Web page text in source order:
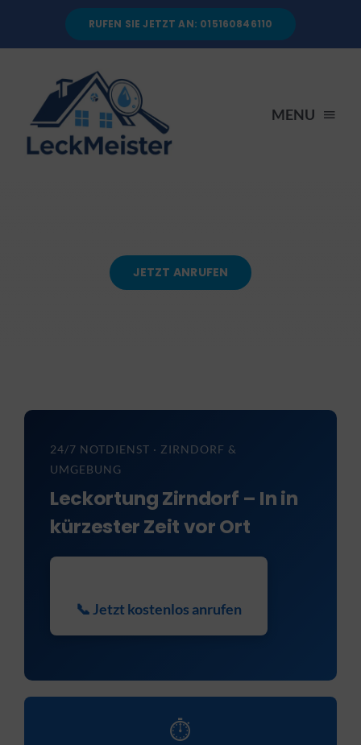
RUFEN SIE JETZT AN: 015160846110
MENU
ÜBER UNS
JETZT ANRUFEN
24/7 NOTDIENST · ZIRNDORF &
UMGEBUNG
Leckortung Zirndorf – In in
kürzester Zeit vor Ort
📞 Jetzt kostenlos anrufen
⏱